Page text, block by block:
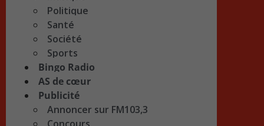
Politique
Santé
Société
Sports
Bingo Radio
AS de cœur
Publicité
Annoncer sur FM103,3